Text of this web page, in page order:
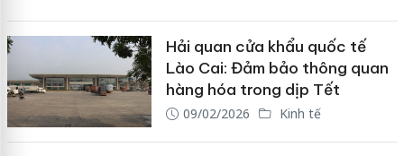
Hải quan cửa khẩu quốc tế
Lào Cai: Đảm bảo thông quan
hàng hóa trong dịp Tết
09/02/2026 Kinh tế